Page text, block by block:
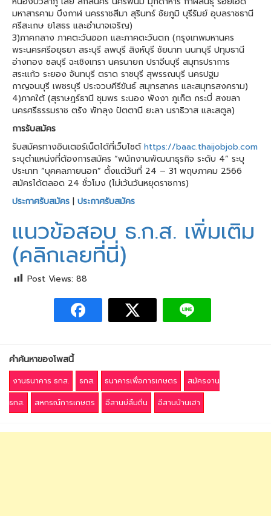
มหาสารคาม บึงกาฬ นครราชสีมา สุรินทร์ ชัยภูมิ บุรีรัมย์ อุบลราชธานี
ศรีสะเกษ ยโสธร และอำนาจเจริญ)
3)ภาคกลาง ภาคตะวันออก และภาคตะวันตก (กรุงเทพมหานคร
พระนครศรีอยุธยา สระบุรี ลพบุรี สิงห์บุรี ชัยนาท นนทบุรี ปทุมธานี
อ่างทอง ชลบุรี ฉะเชิงเทรา นครนายก ปราจีนบุรี สมุทรปราการ
สระแก้ว ระยอง จันทบุรี ตราด ราชบุรี สุพรรณบุรี นครปฐม
กาญจนบุรี เพชรบุรี ประจวบคีรีขันธ์ สมุทรสาคร และสมุทรสงคราม)
4)ภาคใต้ (สุราษฎร์ธานี ชุมพร ระนอง พังงา ภูเก็ต กระบี่ สงขลา
นครศรีธรรมราช ตรัง พัทลุง ปัตตานี ยะลา นราธิวาส และสตูล)
การรับสมัคร
รับสมัครทางอินเตอร์เน็ตได้ที่เว็บไซต์https://baac.thaijobjob.com
ระบุตำแหน่งที่ต้องการสมัคร “พนักงานพัฒนาธุรกิจ ระดับ 4” ระบุ
ประเภท “บุคคลภายนอก” ตั้งแต่วันที่ 24 – 31 พฤษภาคม 2566
สมัครได้ตลอด 24 ชั่วโมง (ไม่เว้นวันหยุดราชการ)
ประกาศรับสมัคร | ประกาศรับสมัคร
แนวข้อสอบ ธ.ก.ส. เพิ่มเติม
(คลิกเลยที่นี่)
Post Views: 88
คำค้นหาของโพสนี้
งานธนาคาร ธกส. ธกส. ธนาคารเพื่อการเกษตร
สมัครงาน
ธกส.
สหกรณ์การเกษตร อีสานบ่ลืมถิ่น อีสานบ้านเฮา